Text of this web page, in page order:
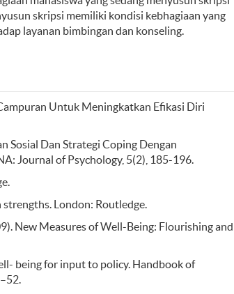
skripsi memiliki kondisi kebhagiaan yang
layanan bimbingan dan konseling.
Untuk Meningkatkan Efikasi Diri
Sosial Dan Strategi Coping Dengan
Journal of Psychology, 5(2), 185-196.
strengths. London: Routledge.
New Measures of Well-Being: Flourishing and
being for input to policy. Handbook of